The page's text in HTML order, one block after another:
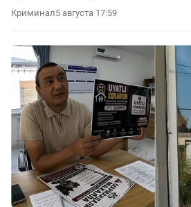
Криминал5 августа 17:59